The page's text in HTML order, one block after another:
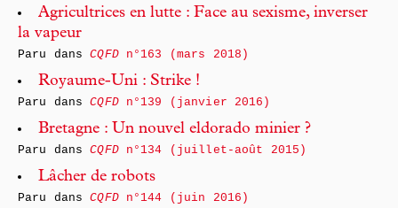
Agricultrices en lutte : Face au sexisme, inverser
la vapeur
Paru dansCQFDn°163 (mars 2018)
Royaume-Uni : Strike !
Paru dansCQFDn°139 (janvier 2016)
Bretagne : Un nouvel eldorado minier ?
Paru dansCQFDn°134 (juillet-août 2015)
Lâcher de robots
Paru dansCQFDn°144 (juin 2016)